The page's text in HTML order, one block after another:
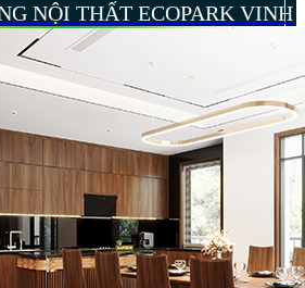
NỘI THẤT ECOPARK VINH